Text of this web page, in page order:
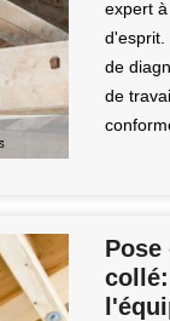
expert
d'esprit.
de
de